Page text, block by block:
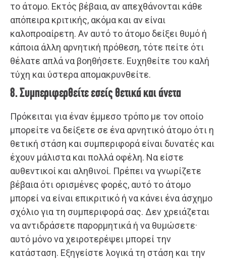
το άτομο. Εκτός βέβαια, αν απεχθάνονται κάθε
απόπειρα κριτικής, ακόμα και αν είναι
καλοπροαίρετη. Αν αυτό το άτομο δείξει θυμό ή
κάποια άλλη αρνητική πρόθεση, τότε πείτε ότι
θέλατε απλά να βοηθήσετε. Ευχηθείτε του καλή
τύχη και ύστερα απομακρυνθείτε.
8. Συμπεριφερθείτε εσείς θετικά και άνετα
Πρόκειται για έναν έμμεσο τρόπο με τον οποίο
μπορείτε να δείξετε σε ένα αρνητικό άτομο ότι η
θετική στάση και συμπεριφορά είναι δυνατές και
έχουν μάλιστα και πολλά οφέλη. Να είστε
αυθεντικοί και αληθινοί. Πρέπει να γνωρίζετε
βέβαια ότι ορισμένες φορές, αυτό το άτομο
μπορεί να είναι επικριτικό ή να κάνει ένα άσχημο
σχόλιο για τη συμπεριφορά σας. Δεν χρειάζεται
να αντιδράσετε παρορμητικά ή να θυμώσετε·
αυτό μόνο να χειροτερέψει μπορεί την
κατάσταση. Εξηγείστε λογικά τη στάση και την